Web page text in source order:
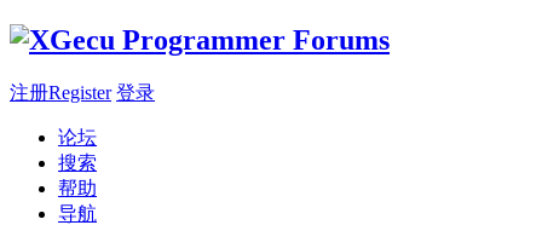
注册Register 登录
论坛
搜索
帮助
导航